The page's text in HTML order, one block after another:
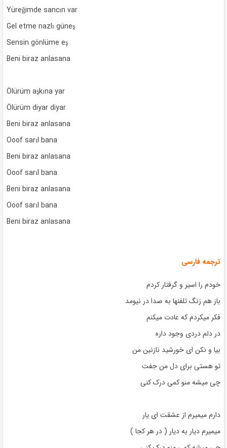
Yüreğimde sancın var
Gel etme nazlı güneş
Sensin gönlüme eş
Beni biraz anlasana
Ölürüm aşkına yar
Ölürüm diyar diyar
Beni biraz anlasana
Ooof sarıl bana
Beni biraz anlasana
Ooof sarıl bana
Beni biraz anlasana
Ooof sarıl bana
Beni biraz anlasana
ترجمه فارسی
خودم را اسیر و گرفتار کردم
باز هم زنگ تلفنها به صدا در نیومد
فکر میکردم که عادت میکنم
در دلم دردی وجود داره
بیا و نکن ای خورشید نازنین من
تو هستی برای دل من جفت
چی میشه منو کمی درک کنی
دارم میمیرم از عشقت ای یار
میمیرم دیار به دیار ( در هر کجا )